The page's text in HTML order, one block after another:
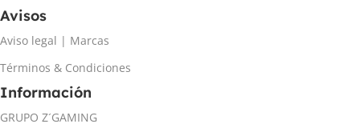
Avisos
Aviso legal | Marcas
Términos & Condiciones
Información
GRUPO Z´GAMING